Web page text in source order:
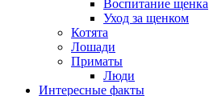
Воспитание щенка
Уход за щенком
Котята
Лошади
Приматы
Люди
Интересные факты